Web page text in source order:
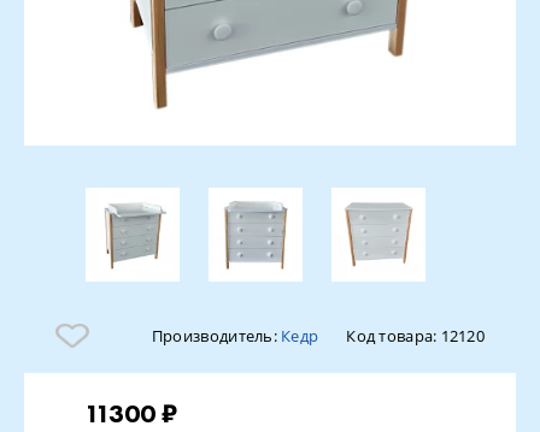
Производитель: Кедр Код товара: 12120
11300 ₽